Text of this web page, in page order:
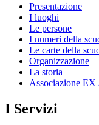
Presentazione
I luoghi
Le persone
I numeri della
Le carte della
Organizzazione
La storia
Associazione
I Servizi